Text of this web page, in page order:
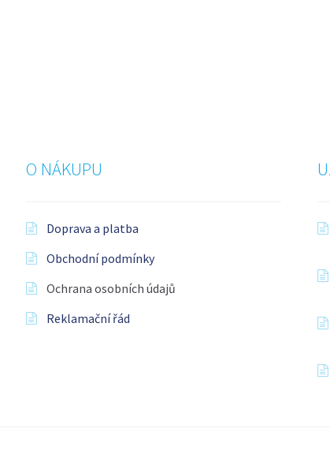
O NÁKUPU
Doprava a platba
Obchodní podmínky
Ochrana osobních údajů
Reklamační řád